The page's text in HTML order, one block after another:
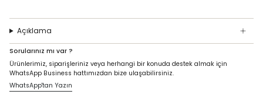
Açıklama
Sorularınız mı var ?
Ürünlerimiz, siparişleriniz veya herhangi bir konuda destek almak için
WhatsApp Business hattımızdan bize ulaşabilirsiniz.
WhatsApp'tan Yazın